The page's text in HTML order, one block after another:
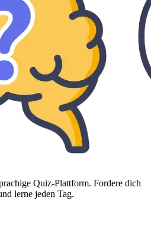
Quiz-Plattform. Fordere dich
lerne jeden Tag.